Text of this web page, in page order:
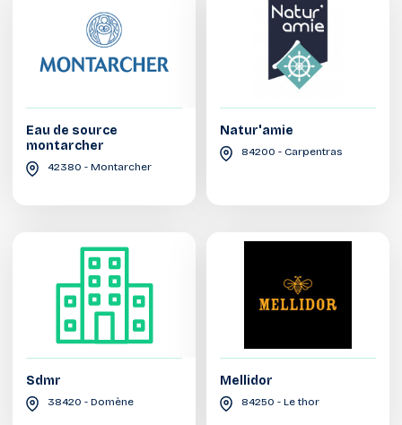
Eau de source
montarcher
42380 - Montarcher
Natur'amie
84200 - Carpentras
Sdmr
38420 - Domène
Mellidor
84250 - Le thor